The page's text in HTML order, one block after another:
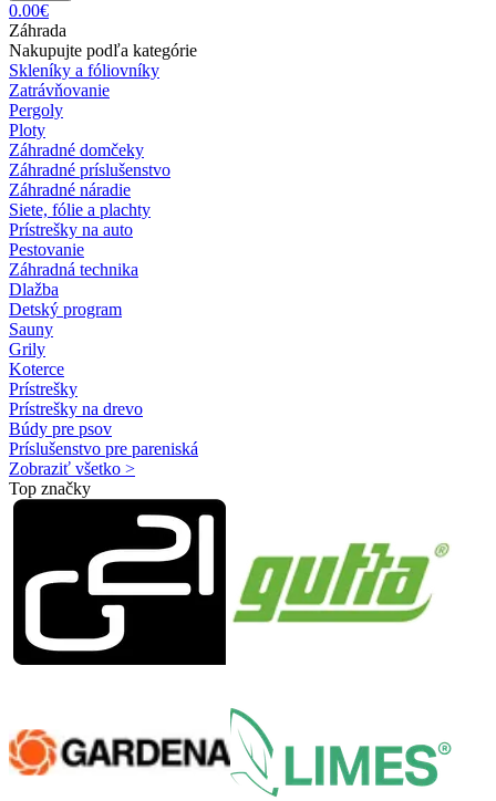
0.00€
Záhrada
Nakupujte podľa kategórie
Skleníky a fóliovníky
Zatrávňovanie
Pergoly
Ploty
Záhradné domčeky
Záhradné príslušenstvo
Záhradné náradie
Siete, fólie a plachty
Prístrešky na auto
Pestovanie
Záhradná technika
Dlažba
Detský program
Sauny
Grily
Koterce
Prístrešky
Prístrešky na drevo
Búdy pre psov
Príslušenstvo pre pareniská
Zobraziť všetko >
Top značky